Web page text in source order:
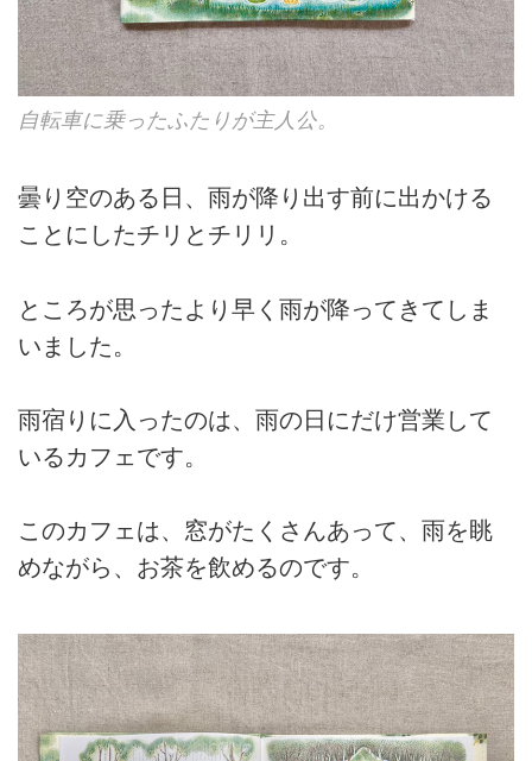
自転車に乗ったふたりが主人公。
曇り空のある日、雨が降り出す前に出かける
ことにしたチリとチリリ。
ところが思ったより早く雨が降ってきてしま
いました。
雨宿りに入ったのは、雨の日にだけ営業して
いるカフェです。
このカフェは、窓がたくさんあって、雨を眺
めながら、お茶を飲めるのです。